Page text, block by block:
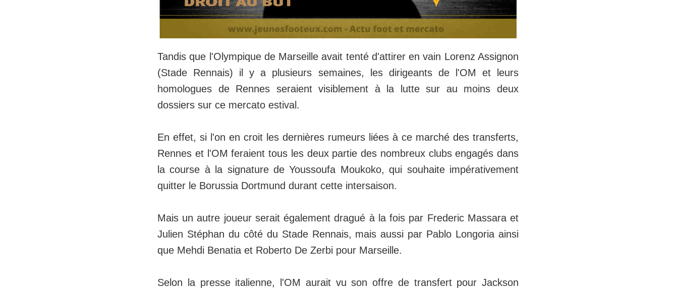
Tandis que l'Olympique de Marseille avait tenté d'attirer en vain Lorenz Assignon
(Stade Rennais) il y a plusieurs semaines, les dirigeants de l'OM et leurs
homologues de Rennes seraient visiblement à la lutte sur au moins deux
dossiers sur ce mercato estival.
En effet, si l'on en croit les dernières rumeurs liées à ce marché des transferts,
Rennes et l'OM feraient tous les deux partie des nombreux clubs engagés dans
la course à la signature de Youssoufa Moukoko, qui souhaite impérativement
quitter le Borussia Dortmund durant cette intersaison.
Mais un autre joueur serait également dragué à la fois par Frederic Massara et
Julien Stéphan du côté du Stade Rennais, mais aussi par Pablo Longoria ainsi
que Mehdi Benatia et Roberto De Zerbi pour Marseille.
Selon la presse italienne, l'OM aurait vu son offre de transfert pour Jackson